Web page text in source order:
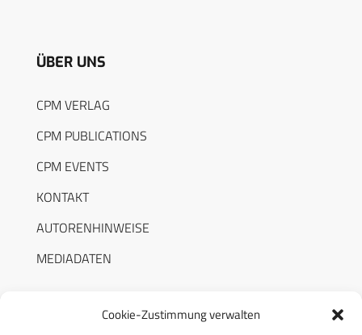
Cookie-Zustimmung verwalten
ÜBER UNS
CPM VERLAG
CPM PUBLICATIONS
CPM EVENTS
KONTAKT
AUTORENHINWEISE
MEDIADATEN